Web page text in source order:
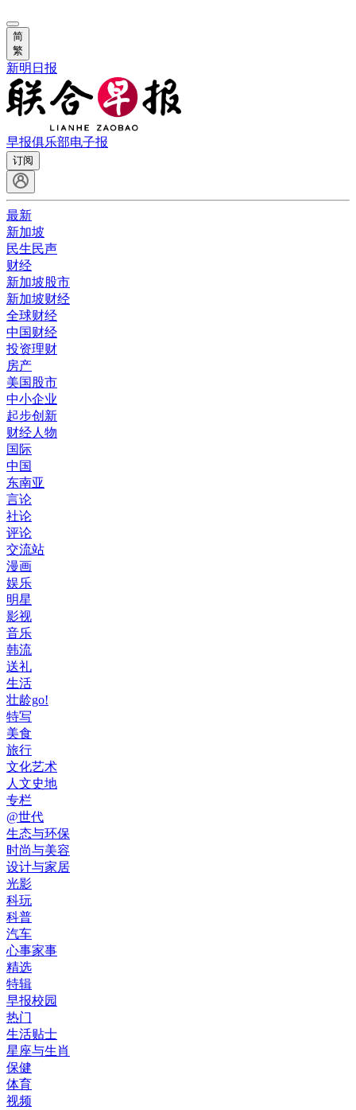
简
繁
新明日报
早报俱乐部电子报
订阅
最新
新加坡
民生民声
财经
新加坡股市
新加坡财经
全球财经
中国财经
投资理财
房产
美国股市
中小企业
起步创新
财经人物
国际
中国
东南亚
言论
社论
评论
交流站
漫画
娱乐
明星
影视
音乐
韩流
送礼
生活
壮龄go!
特写
美食
旅行
文化艺术
人文史地
专栏
@世代
生态与环保
时尚与美容
设计与家居
光影
科玩
科普
汽车
心事家事
精选
特辑
早报校园
热门
生活贴士
星座与生肖
保健
体育
视频